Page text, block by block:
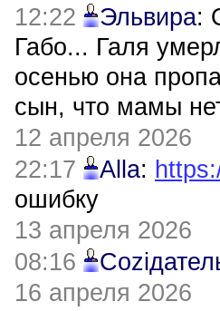
12:22
Эльвира:
Габо... Галя
осенью она
сын, что мамы
12 апреля 2026
22:17
Alla:
ошибку
13 апреля 2026
08:16
16 апреля 2026